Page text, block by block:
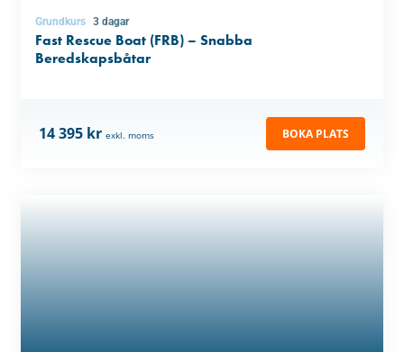
Grundkurs 3 dagar
Fast Rescue Boat (FRB) – Snabba
Beredskapsbåtar
14 395 kr exkl. moms BOKA PLATS